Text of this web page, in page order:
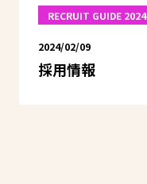
RECRUIT GUIDE 2024
2024/02/09
採用情報